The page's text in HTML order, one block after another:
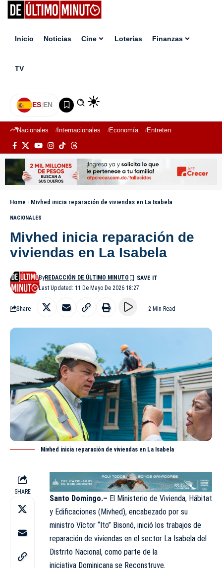
Inicio Noticias Cine Loterías Finanzas
TV
ES|EN
Nacionales Internacionales Economía Entretenimiento
Home - Mivhed inicia reparación de viviendas en La Isabela
NACIONALES
Mivhed inicia reparación de
viviendas en La Isabela
Last Updated: 11 De Mayo De 2026 18:27
ByREDACCIÓN DE ÚLTIMO MINUTO
Share 2 Min Read
Mivhed inicia reparación de viviendas en La Isabela
SHARE
Santo Domingo.– El Ministerio de Vivienda, Hábitat
y Edificaciones (Mivhed), encabezado por su
ministro Víctor “Ito” Bisonó, inició los trabajos de
reparación de viviendas en el sector La Isabela del
Distrito Nacional, como parte de la
iniciativa Dominicana se Reconstruye.